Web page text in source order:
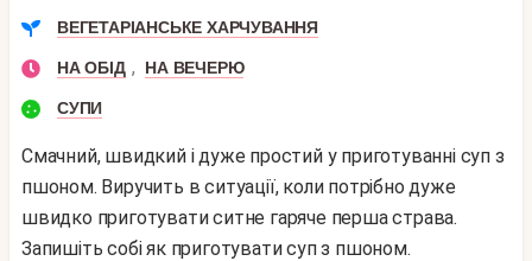
ВЕГЕТАРІАНСЬКЕ ХАРЧУВАННЯ
НА ОБІД , НА ВЕЧЕРЮ
СУПИ
Смачний, швидкий і дуже простий у приготуванні суп з
пшоном. Виручить в ситуації, коли потрібно дуже
швидко приготувати ситне гаряче перша страва.
Запишіть собі як приготувати суп з пшоном.